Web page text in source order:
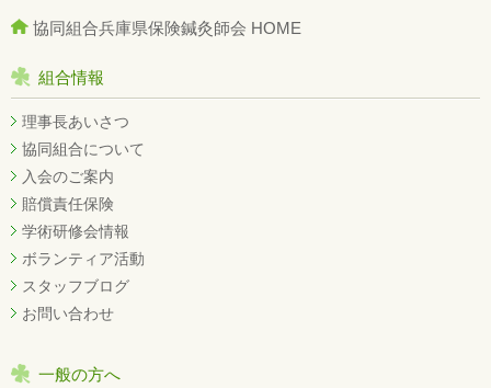
協同組合兵庫県保険鍼灸師会 HOME
組合情報
理事長あいさつ
協同組合について
入会のご案内
賠償責任保険
学術研修会情報
ボランティア活動
スタッフブログ
お問い合わせ
一般の方へ